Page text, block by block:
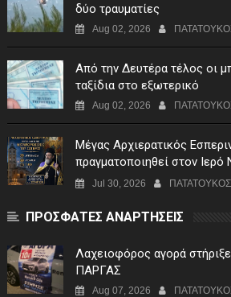
δύο τραυματίες
Aug 02, 2026
Από την Δευτέρα τέλος οι
ταξίδια στο εξωτερικό
Aug 02, 2026
Μέγας Αρχιερατικός
πραγματοποιηθεί στον
του Σωτήρος Σταυροχωρίου
Jul 30, 2026
ΠΡΟΣΦΑΤΕΣ ΑΝΑΡΤΗΣΕΙΣ
Λαχειοφόρος αγορά
ΠΑΡΓΑΣ
Aug 07, 2026